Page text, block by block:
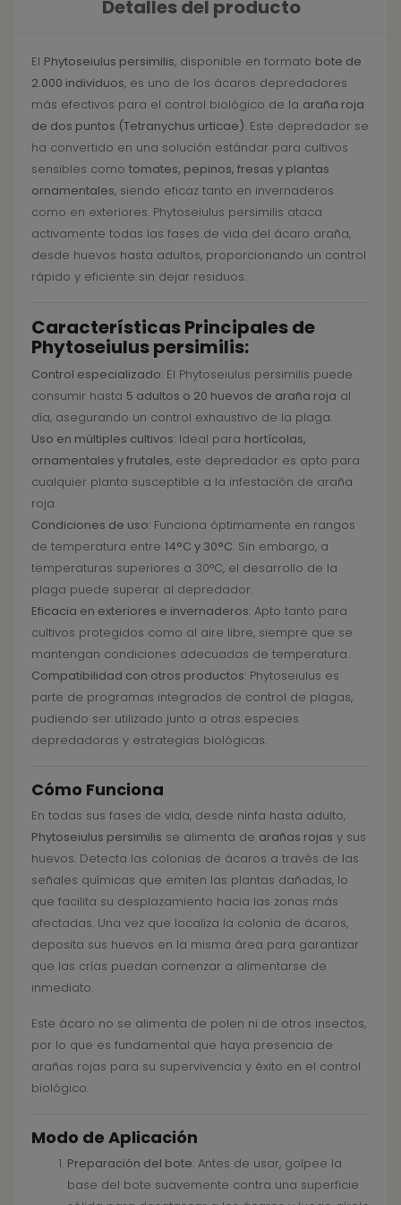
Detalles del producto
El Phytoseiulus persimilis, disponible en formato bote de
2.000 individuos, es uno de los ácaros depredadores
más efectivos para el control biológico de la araña roja
de dos puntos (Tetranychus urticae). Este depredador se
ha convertido en una solución estándar para cultivos
sensibles como tomates, pepinos, fresas y plantas
ornamentales, siendo eficaz tanto en invernaderos
como en exteriores. Phytoseiulus persimilis ataca
activamente todas las fases de vida del ácaro araña,
desde huevos hasta adultos, proporcionando un control
rápido y eficiente sin dejar residuos.
Características Principales de
Phytoseiulus persimilis:
Control especializado: El Phytoseiulus persimilis puede
consumir hasta 5 adultos o 20 huevos de araña roja al
día, asegurando un control exhaustivo de la plaga.
Uso en múltiples cultivos: Ideal para hortícolas,
ornamentales y frutales, este depredador es apto para
cualquier planta susceptible a la infestación de araña
roja.
Condiciones de uso: Funciona óptimamente en rangos
de temperatura entre 14°C y 30°C. Sin embargo, a
temperaturas superiores a 30°C, el desarrollo de la
plaga puede superar al depredador.
Eficacia en exteriores e invernaderos: Apto tanto para
cultivos protegidos como al aire libre, siempre que se
mantengan condiciones adecuadas de temperatura.
Compatibilidad con otros productos: Phytoseiulus es
parte de programas integrados de control de plagas,
pudiendo ser utilizado junto a otras especies
depredadoras y estrategias biológicas.
Cómo Funciona
En todas sus fases de vida, desde ninfa hasta adulto,
Phytoseiulus persimilis se alimenta de arañas rojas y sus
huevos. Detecta las colonias de ácaros a través de las
señales químicas que emiten las plantas dañadas, lo
que facilita su desplazamiento hacia las zonas más
afectadas. Una vez que localiza la colonia de ácaros,
deposita sus huevos en la misma área para garantizar
que las crías puedan comenzar a alimentarse de
inmediato.
Este ácaro no se alimenta de polen ni de otros insectos,
por lo que es fundamental que haya presencia de
arañas rojas para su supervivencia y éxito en el control
biológico.
Modo de Aplicación
Preparación del bote: Antes de usar, golpee la
base del bote suavemente contra una superficie